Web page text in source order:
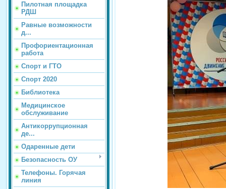
Пилотная площадка
РДШ
Равные возможности
д...
Профориентационная
работа
Спорт и ГТО
Спорт 2020
Библиотека
Медицинское
обслуживание
Антикоррупционная
де...
Одаренные дети
Безопасность ОУ
Телефоны. Горячая
линия